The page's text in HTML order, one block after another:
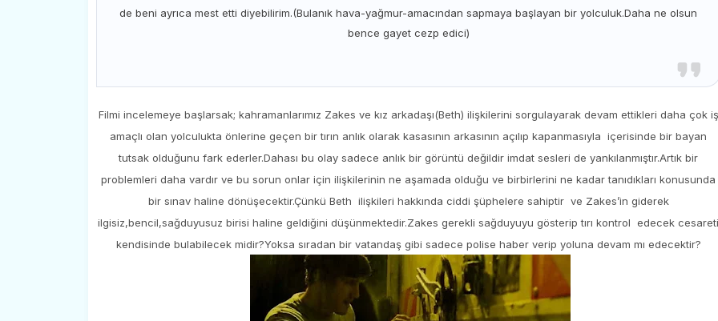
de beni ayrıca mest etti diyebilirim.(Bulanık hava-yağmur-amacından sapmaya başlayan bir yolculuk.Daha ne olsun
bence gayet cezp edici)
Filmi incelemeye başlarsak; kahramanlarımız Zakes ve kız arkadaşı(Beth) ilişkilerini sorgulayarak devam ettikleri daha çok iş
amaçlı olan yolculukta önlerine geçen bir tırın anlık olarak kasasının arkasının açılıp kapanmasıyla içerisinde bir bayan
tutsak olduğunu fark ederler.Dahası bu olay sadece anlık bir görüntü değildir imdat sesleri de yankılanmıştır.Artık bir
problemleri daha vardır ve bu sorun onlar için ilişkilerinin ne aşamada olduğu ve birbirlerini ne kadar tanıdıkları konusunda
bir sınav haline dönüşecektir.Çünkü Beth ilişkileri hakkında ciddi şüphelere sahiptir ve Zakes’in giderek
ilgisiz,bencil,sağduyusuz birisi haline geldiğini düşünmektedir.Zakes gerekli sağduyuyu gösterip tırı kontrol edecek cesareti
kendisinde bulabilecek midir?Yoksa sıradan bir vatandaş gibi sadece polise haber verip yoluna devam mı edecektir?